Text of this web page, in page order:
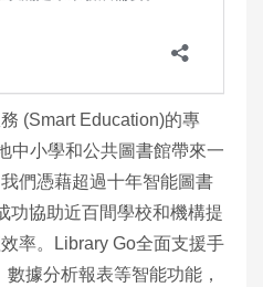
(Smart Education)的專
中小學和公共圖書館帶來一
們憑藉超過十年智能圖書
功協助近百間學校和機構提
率。Library Go全面支援手
據分析報表等智能功能，